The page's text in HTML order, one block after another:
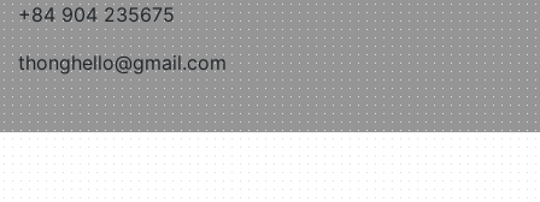
+84 904 235675
thonghello@gmail.com